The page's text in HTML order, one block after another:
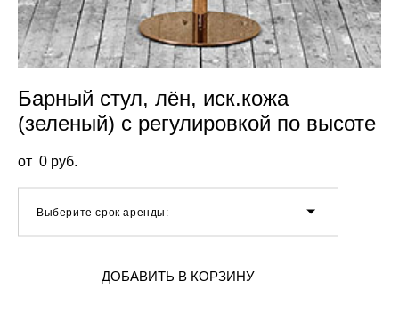
Барный стул, лён, иск.кожа
(зеленый) с регулировкой по высоте
от 0 pуб.
Выберите срок аренды:
ДОБАВИТЬ В КОРЗИНУ